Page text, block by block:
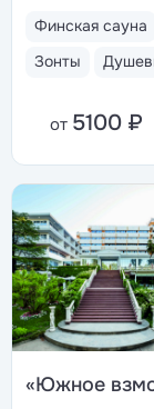
Финская сауна
Зонты
от 5100 ₽
«Южное